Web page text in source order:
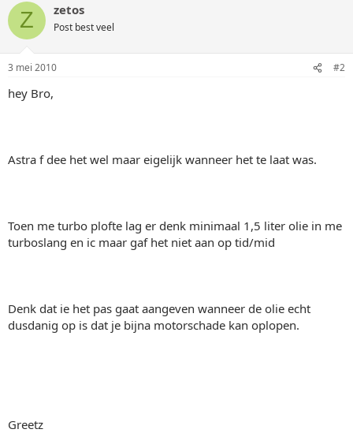
Z zetos
Post best veel
3 mei 2010 #2
hey Bro,
Astra f dee het wel maar eigelijk wanneer het te laat was.
Toen me turbo plofte lag er denk minimaal 1,5 liter olie in me
turboslang en ic maar gaf het niet aan op tid/mid
Denk dat ie het pas gaat aangeven wanneer de olie echt
dusdanig op is dat je bijna motorschade kan oplopen.
Greetz